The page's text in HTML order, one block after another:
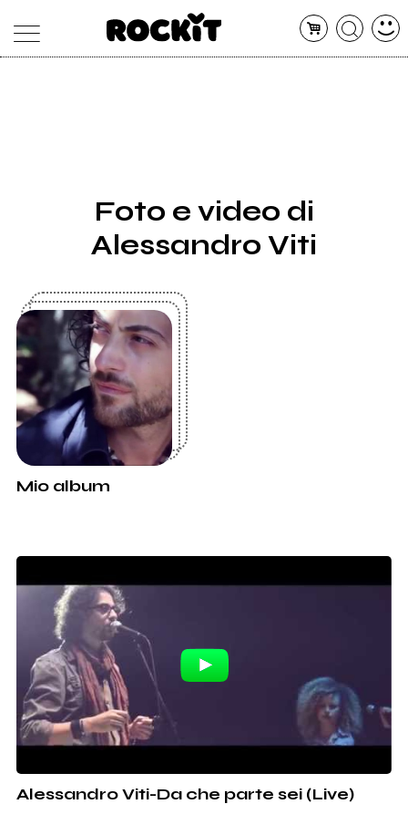
RADIOFoto e video di
Alessandro Viti
Mio album
Alessandro Viti-Da che parte sei (Live)